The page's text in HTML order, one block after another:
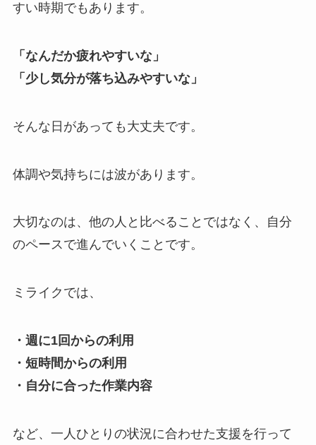
すい時期でもあります。
「なんだか疲れやすいな」
「少し気分が落ち込みやすいな」
そんな日があっても大丈夫です。
体調や気持ちには波があります。
大切なのは、他の人と比べることではなく、自分
のペースで進んでいくことです。
ミライクでは、
・週に1回からの利用
・短時間からの利用
・自分に合った作業内容
など、一人ひとりの状況に合わせた支援を行って